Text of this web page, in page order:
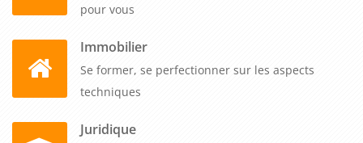
pour vous
Immobilier
Se former, se perfectionner sur les aspects
techniques
Juridique